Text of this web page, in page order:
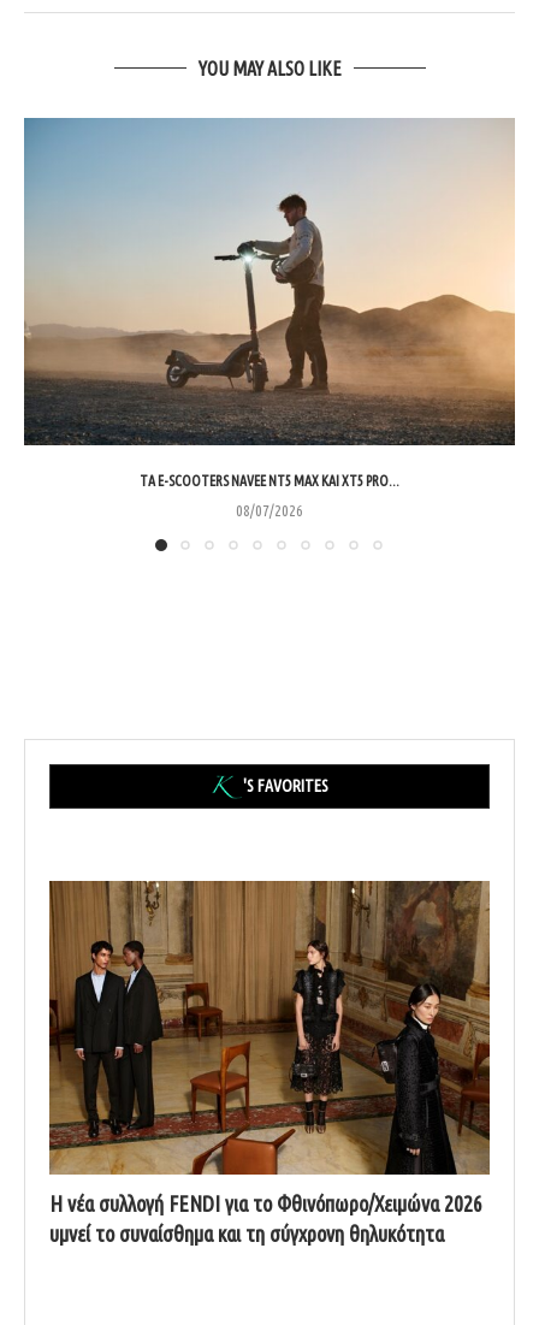
YOU MAY ALSO LIKE
ΤΑ E-SCOOTERS NAVEE NT5 MAX ΚΑΙ XT5 PRO...
08/07/2026
'S FAVORITES
Η νέα συλλογή FENDI για το Φθινόπωρο/Χειμώνα 2026
υμνεί το συναίσθημα και τη σύγχρονη θηλυκότητα